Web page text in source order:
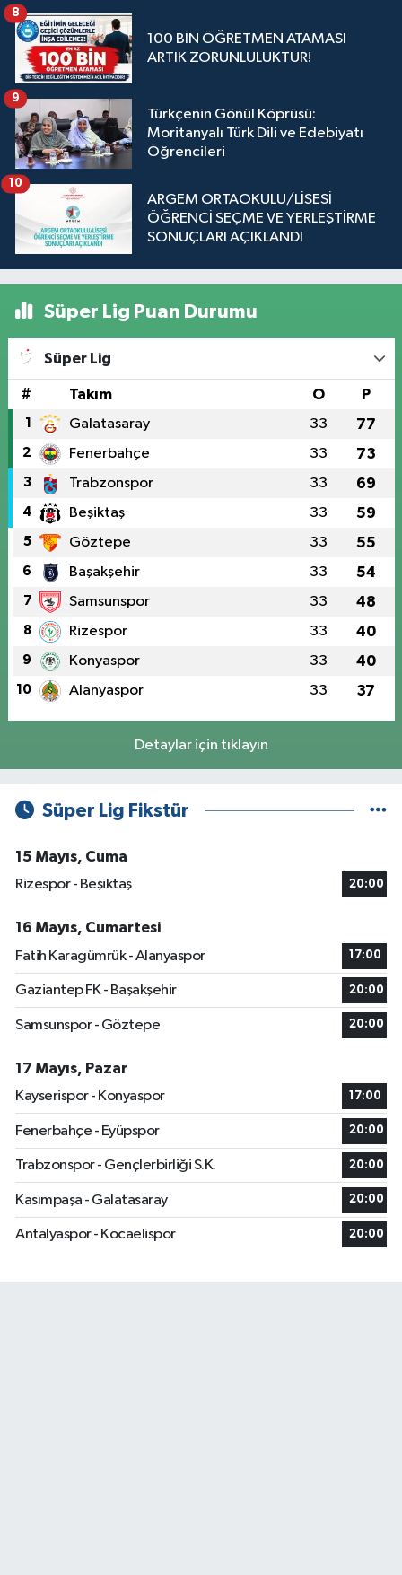
100 BİN ÖĞRETMEN ATAMASI
ARTIK ZORUNLULUKTUR!
8
Türkçenin Gönül Köprüsü:
Moritanyalı Türk Dili ve Edebiyatı
Öğrencileri
9
ARGEM ORTAOKULU/LİSESİ
ÖĞRENCİ SEÇME VE YERLEŞTİRME
SONUÇLARI AÇIKLANDI
10
Süper Lig Puan Durumu
Süper Lig
# Takım O P
1 Galatasaray 33 77
2 Fenerbahçe 33 73
3 Trabzonspor 33 69
4 Beşiktaş 33 59
5 Göztepe 33 55
6 Başakşehir 33 54
7 Samsunspor 33 48
8 Rizespor 33 40
9 Konyaspor 33 40
10 Alanyaspor 33 37
Detaylar için tıklayın
Süper Lig Fikstür
15 Mayıs, Cuma
Rizespor - Beşiktaş
20:00
16 Mayıs, Cumartesi
Fatih Karagümrük - Alanyaspor
17:00
Gaziantep FK - Başakşehir 20:00
Samsunspor - Göztepe 20:00
17 Mayıs, Pazar
Kayserispor - Konyaspor
17:00
Fenerbahçe - Eyüpspor 20:00
Trabzonspor - Gençlerbirliği S.K. 20:00
Kasımpaşa - Galatasaray 20:00
Antalyaspor - Kocaelispor 20:00